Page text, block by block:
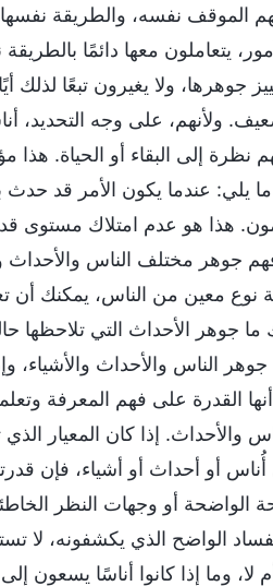
الموقف نفسه، والطريقة نفسها
يتعاملون معها دائمًا
جوهرها، ولا يغيرون تبعًا
ولأنهم، على وجه
نظرة إلى البقاء أو الحياة.
عندما يكون الأمر قد حدث
هذا هو عدم امتلاك مستوى
جوهر مختلف الناس والأحداث
نوع معين من الناس، يمكنك أن
جوهر الأحداث التي تلاحظها
الناس والأحداث والأشياء،
القدرة على فهم المعرفة
والأحداث. إذا كان المعيار
أو أحداث أو أشياء، فإن
أو وجهات النظر
الواضح الذي يكشفونه،
وما إذا كانوا أناسًا يسعون